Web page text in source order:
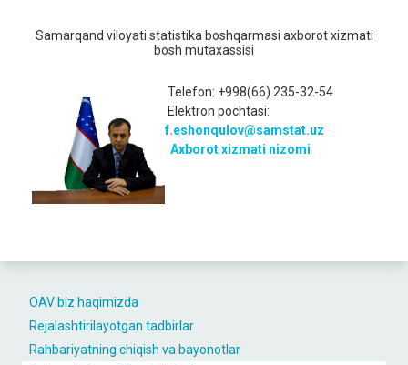
OAV biz haqimizda
Rejalashtirilayotgan tadbirlar
Rahbariyatning chiqish va bayonotlar
Samarqand viloyati statistika boshqarmasi axborot xizmati
bosh mutaxassisi
Telefon: +998(66) 235-32-54
Elektron pochtasi:
f.eshonqulov@samstat.uz
Axborot xizmati nizomi